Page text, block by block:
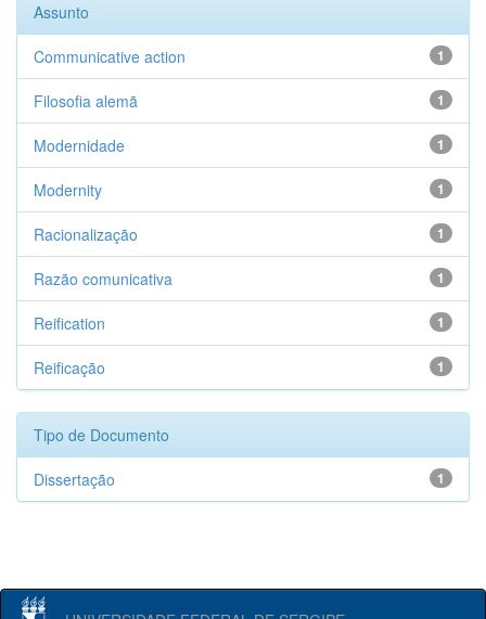
Assunto
1
Communicative action
1
Filosofia alemã
1
Modernidade
1
Modernity
1
Racionalização
1
Razão comunicativa
1
Reification
1
Reificação
Tipo de Documento
1
Dissertação